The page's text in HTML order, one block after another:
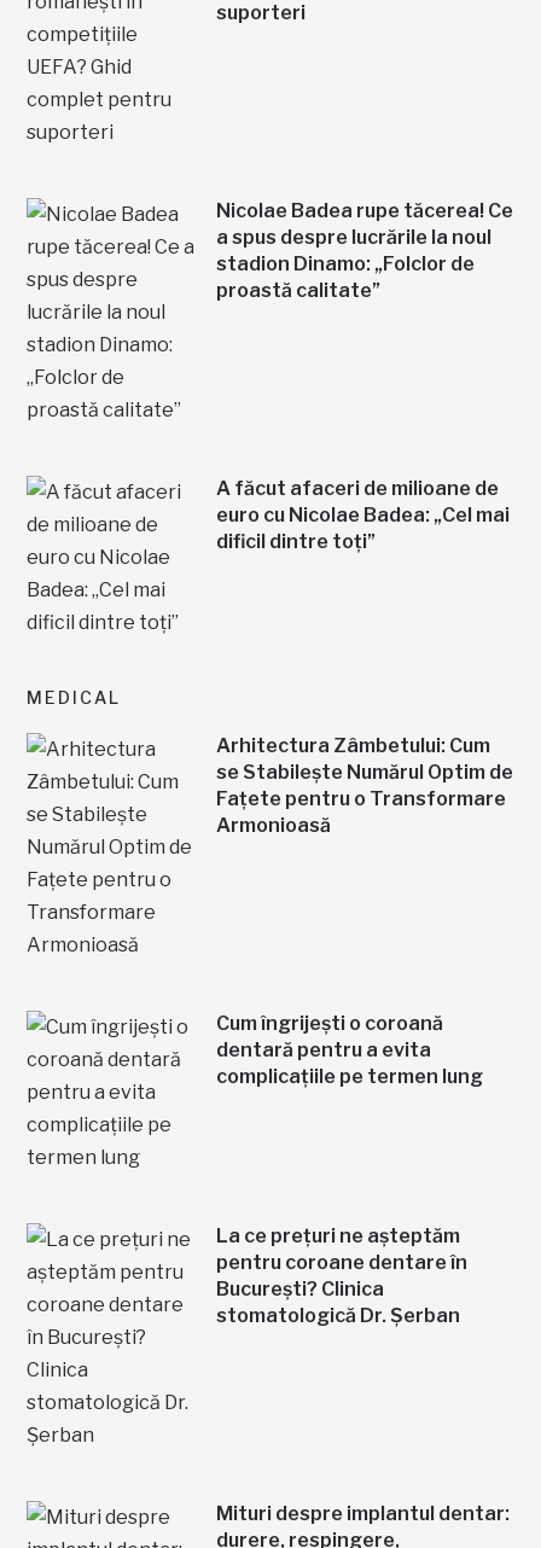
suporteri
Nicolae Badea rupe tăcerea! Ce
a spus despre lucrările la noul
stadion Dinamo: „Folclor de
proastă calitate”
A făcut afaceri de milioane de
euro cu Nicolae Badea: „Cel mai
dificil dintre toți”
MEDICAL
Arhitectura Zâmbetului: Cum
se Stabilește Numărul Optim de
Fațete pentru o Transformare
Armonioasă
Cum îngrijești o coroană
dentară pentru a evita
complicațiile pe termen lung
La ce prețuri ne așteptăm
pentru coroane dentare în
București? Clinica
stomatologică Dr. Șerban
Mituri despre implantul dentar:
durere, respingere,